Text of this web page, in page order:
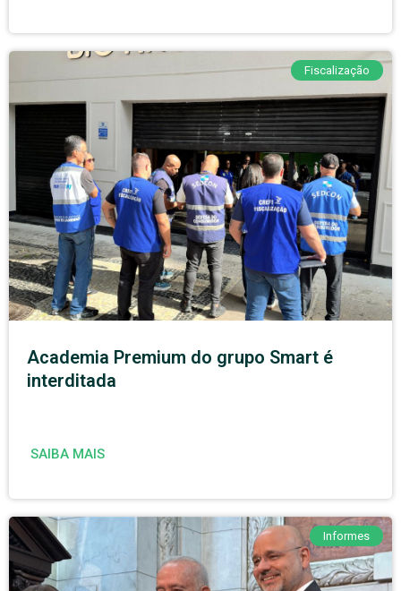
Fiscalização
Academia Premium do grupo Smart é
interditada
SAIBA MAIS
Informes